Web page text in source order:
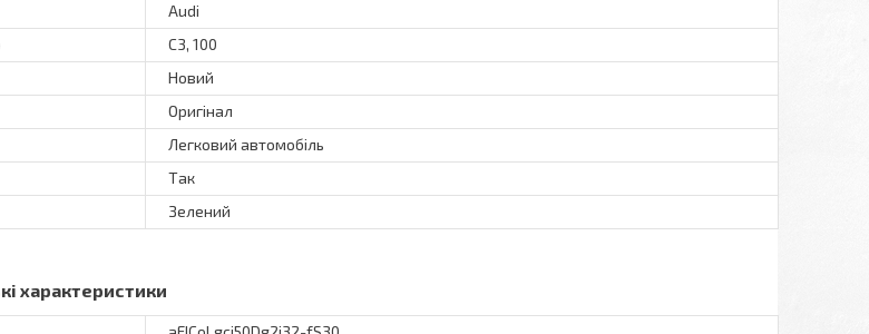
Audi
C3, 100
Новий
Оригінал
Легковий автомобіль
Так
Зелений
характеристики